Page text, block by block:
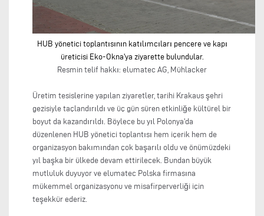
HUB yönetici toplantısının katılımcıları pencere ve kapı
üreticisi Eko-Okna'ya ziyarette bulundular.
Resmin telif hakkı: elumatec AG, Mühlacker
Üretim tesislerine yapılan ziyaretler, tarihi Krakaus şehri
gezisiyle taçlandırıldı ve üç gün süren etkinliğe kültürel bir
boyut da kazandırıldı. Böylece bu yıl Polonya'da
düzenlenen HUB yönetici toplantısı hem içerik hem de
organizasyon bakımından çok başarılı oldu ve önümüzdeki
yıl başka bir ülkede devam ettirilecek. Bundan büyük
mutluluk duyuyor ve elumatec Polska firmasına
mükemmel organizasyonu ve misafirperverliği için
teşekkür ederiz.